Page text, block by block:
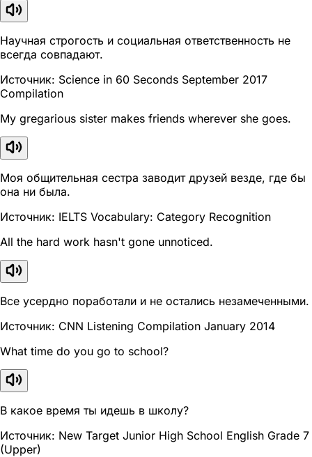
Научная строгость и социальная ответственность не
всегда совпадают.
Источник: Science in 60 Seconds September 2017
Compilation
My gregarious sister makes friends wherever she goes.
Моя общительная сестра заводит друзей везде, где бы
она ни была.
Источник: IELTS Vocabulary: Category Recognition
All the hard work hasn't gone unnoticed.
Все усердно поработали и не остались незамеченными.
Источник: CNN Listening Compilation January 2014
What time do you go to school?
В какое время ты идешь в школу?
Источник: New Target Junior High School English Grade 7
(Upper)